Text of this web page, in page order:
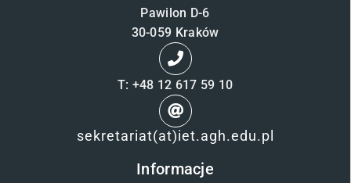
Pawilon D-6
30-059 Kraków
T: +48 12 617 59 10
sekretariat(at)iet.agh.edu.pl
Informacje